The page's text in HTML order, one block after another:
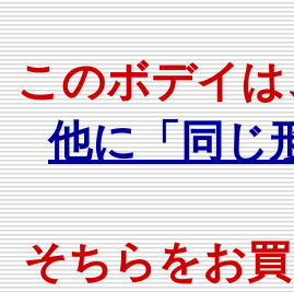
このボデイ
他に「同じ
そちらをお